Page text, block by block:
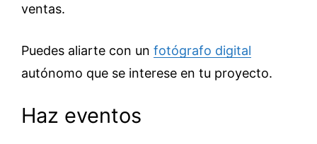
ventas.
Puedes aliarte con un fotógrafo digital
autónomo que se interese en tu proyecto.
Haz eventos